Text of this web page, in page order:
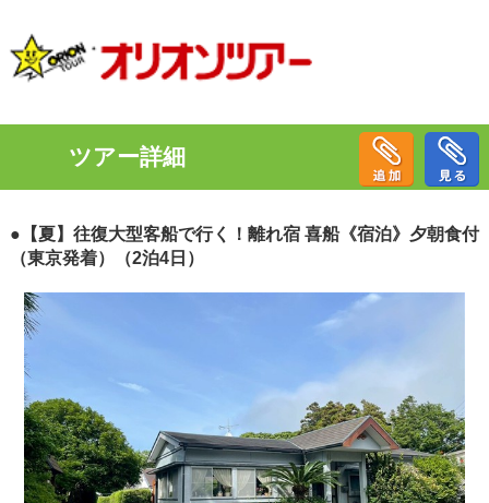
ツアー詳細
●【夏】往復大型客船で行く！離れ宿 喜船《宿泊》夕朝食付
（東京発着）（2泊4日）